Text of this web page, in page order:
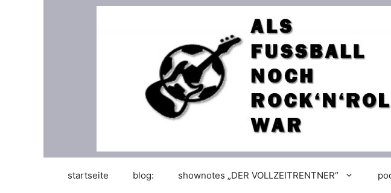
startseite blog: shownotes „DER VOLLZEITRENTNER“